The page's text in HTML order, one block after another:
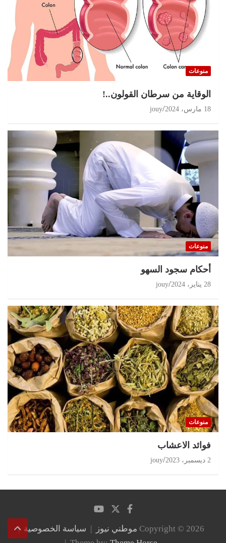
منوعات
الوقاية من سرطان القولون..!
18 مارس، 2024 jouy
منوعات
أحكام سجود السهو
28 يناير، 2024 jouy
منوعات
‏فوائد الاعشاب
2 ديسمبر، 2023 jouy
Copyright © 2026 موطني نيوز
سياسة الخصوصية